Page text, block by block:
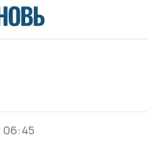
06:45